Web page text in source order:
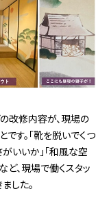
改修内容が、現場の
す。「靴を脱いでくつ
いいか」「和風な空
ど、現場で働くスタッ
した。